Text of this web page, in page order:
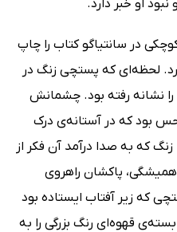
او خبر دارد.
در سانتیاگو کتاب را چاپ
لحظه‌ای که پستچی زنگ در
را نشانه رفته بود. چشمانش
بود که در آستانه‌ی درک
که به صدا درآمد آن فکر از
پاکشان راهروی
که زیر آفتاب ایستاده بود
قهوه‌ای رنگ بزرگی را به